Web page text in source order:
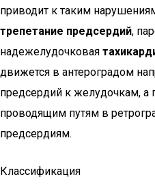
приводит к таким
трепетание предсердий,
надежелудочковая
движется в антероградом
предсердий к желудочкам, а
проводящим путям в
предсердиям.
Классификация